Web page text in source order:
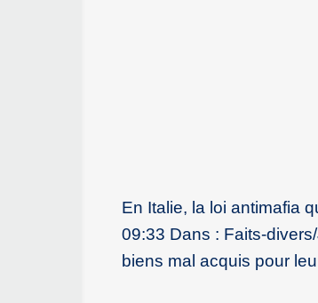
En Italie, la loi antimafia
09:33 Dans : Faits-
biens mal acquis pour